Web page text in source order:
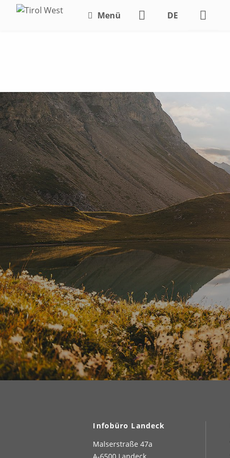
Menü DE
Infobüro Landeck
Malserstraße 47a